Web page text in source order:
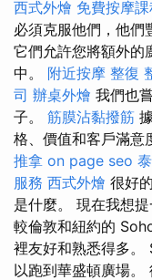
西式外燴 免費按摩課
必須克服他們，他們
它們允許您將額外的
中。 附近按摩 整復
司 辦桌外燴 我們也
子。 筋膜沾黏撥筋
格、價值和客戶滿意
推拿 on page seo
服務 西式外燴 很好
是什麼。 現在我想
較倫敦和紐約的
裡友好和熟悉得多
以跑到華盛頓廣場。